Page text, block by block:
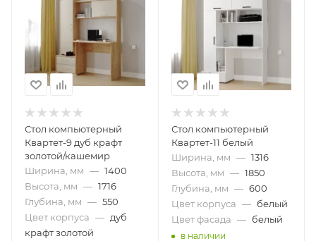
Стол компьютерный
Квартет-9 дуб крафт
золотой/кашемир
Ширина, мм — 1400
Высота, мм — 1716
Глубина, мм — 550
Цвет корпуса — дуб
крафт золотой
Стол компьютерный
Квартет-11 белый
Ширина, мм — 1316
Высота, мм — 1850
Глубина, мм — 600
Цвет корпуса — белый
Цвет фасада — белый
в наличии